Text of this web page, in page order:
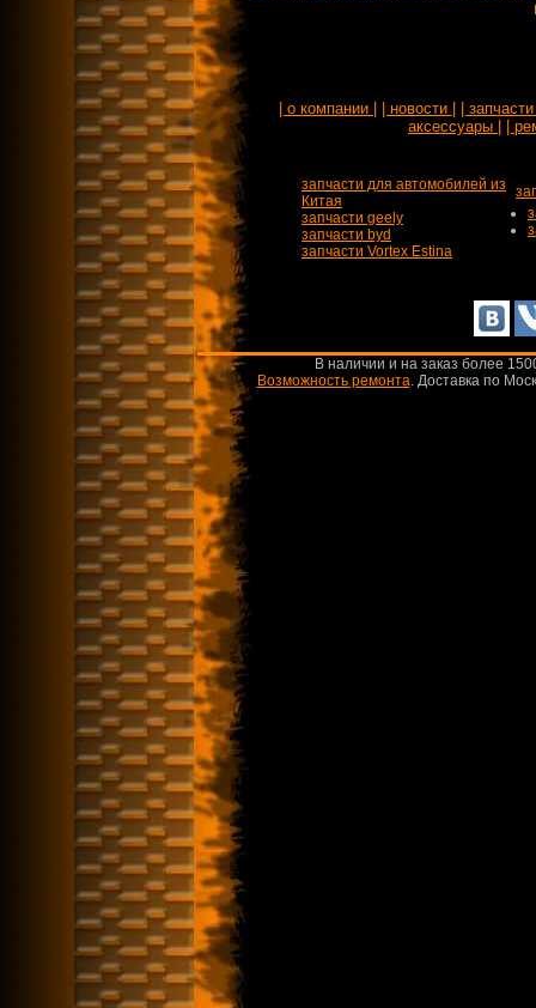
| о компании | | новости |
|
аксессуары |
|
запчасти для автомобилей из
Китая
запчасти geely
запчасти byd
запчасти Vortex Estina
В наличии и на заказ более
Возможность ремонта.Доставка по